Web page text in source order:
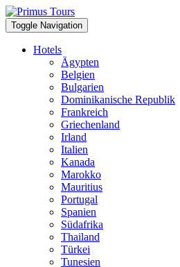
Toggle Navigation
Hotels
Ägypten
Belgien
Bulgarien
Dominikanische Republik
Frankreich
Griechenland
Irland
Italien
Kanada
Marokko
Mauritius
Portugal
Spanien
Südafrika
Thailand
Türkei
Tunesien